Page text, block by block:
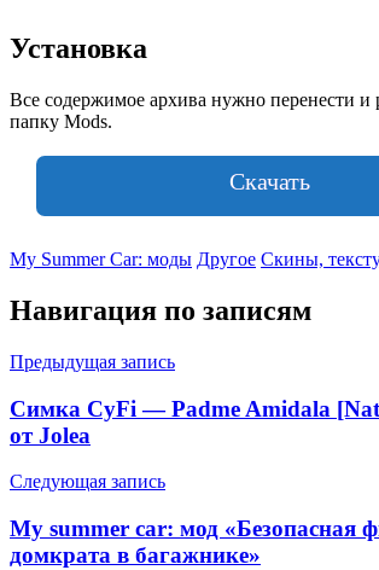
Установка
Все содержимое архива нужно перенести и
папку Mods.
Скачать
My Summer Car: моды Другое Скины,
Навигация по записям
Предыдущая запись
Симка CyFi — Padme Amidala
от Jolea
Следующая запись
My summer car: мод «Безопасная
домкрата в багажнике»